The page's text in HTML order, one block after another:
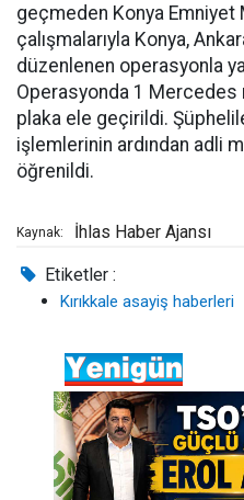
geçmeden Konya
çalışmalarıyla Konya,
düzenlenen operasyonla
Operasyonda 1 Mercedes
plaka ele geçirildi.
işlemlerinin ardından adli
öğrenildi.
Kaynak: İhlas Haber Ajansı
Etiketler :
Kırıkkale asayiş haberleri